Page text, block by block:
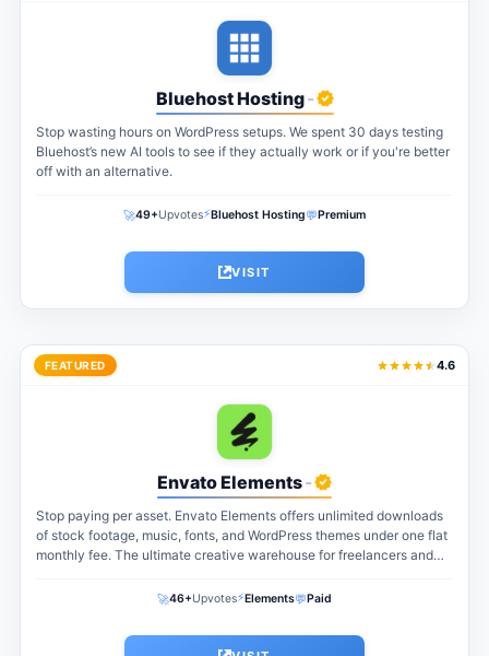
Bluehost Hosting-
Stop wasting hours on WordPress setups. We spent 30 days testing
Bluehost’s new AI tools to see if they actually work or if you're better
off with an alternative.
🚀49+Upvotes⚡Bluehost Hosting💬Premium
VISIT
FEATURED 4.6
Envato Elements-
Stop paying per asset. Envato Elements offers unlimited downloads
of stock footage, music, fonts, and WordPress themes under one flat
monthly fee. The ultimate creative warehouse for freelancers and
🚀46+Upvotes⚡Elements💬Paid